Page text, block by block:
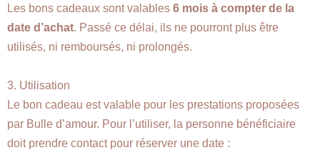
Les bons cadeaux sont valables 6 mois à compter de la
date d’achat. Passé ce délai, ils ne pourront plus être
utilisés, ni remboursés, ni prolongés.
3. Utilisation
Le bon cadeau est valable pour les prestations proposées
par Bulle d’amour. Pour l’utiliser, la personne bénéficiaire
doit prendre contact pour réserver une date :